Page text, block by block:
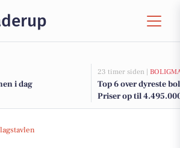
i dag
23 timer siden |
Top 6 over dyreste
Priser op til
forbereder magisk børneforestilling med